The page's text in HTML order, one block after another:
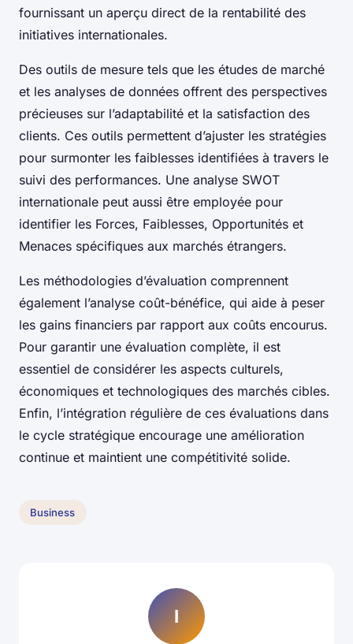
fournissant un aperçu direct de la rentabilité des
initiatives internationales.
Des outils de mesure tels que les études de marché
et les analyses de données offrent des perspectives
précieuses sur l’adaptabilité et la satisfaction des
clients. Ces outils permettent d’ajuster les stratégies
pour surmonter les faiblesses identifiées à travers le
suivi des performances. Une analyse SWOT
internationale peut aussi être employée pour
identifier les Forces, Faiblesses, Opportunités et
Menaces spécifiques aux marchés étrangers.
Les méthodologies d’évaluation comprennent
également l’analyse coût-bénéfice, qui aide à peser
les gains financiers par rapport aux coûts encourus.
Pour garantir une évaluation complète, il est
essentiel de considérer les aspects culturels,
économiques et technologiques des marchés cibles.
Enfin, l’intégration régulière de ces évaluations dans
le cycle stratégique encourage une amélioration
continue et maintient une compétitivité solide.
Business
I